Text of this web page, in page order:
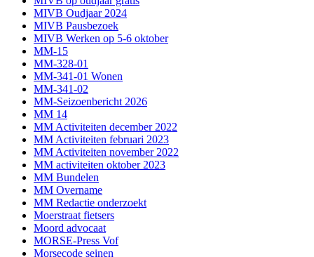
MIVB Oudjaar 2024
MIVB Pausbezoek
MIVB Werken op 5-6 oktober
MM-15
MM-328-01
MM-341-01 Wonen
MM-341-02
MM-Seizoenbericht 2026
MM 14
MM Activiteiten december 2022
MM Activiteiten februari 2023
MM Activiteiten november 2022
MM activiteiten oktober 2023
MM Bundelen
MM Overname
MM Redactie onderzoekt
Moerstraat fietsers
Moord advocaat
MORSE-Press Vof
Morsecode seinen